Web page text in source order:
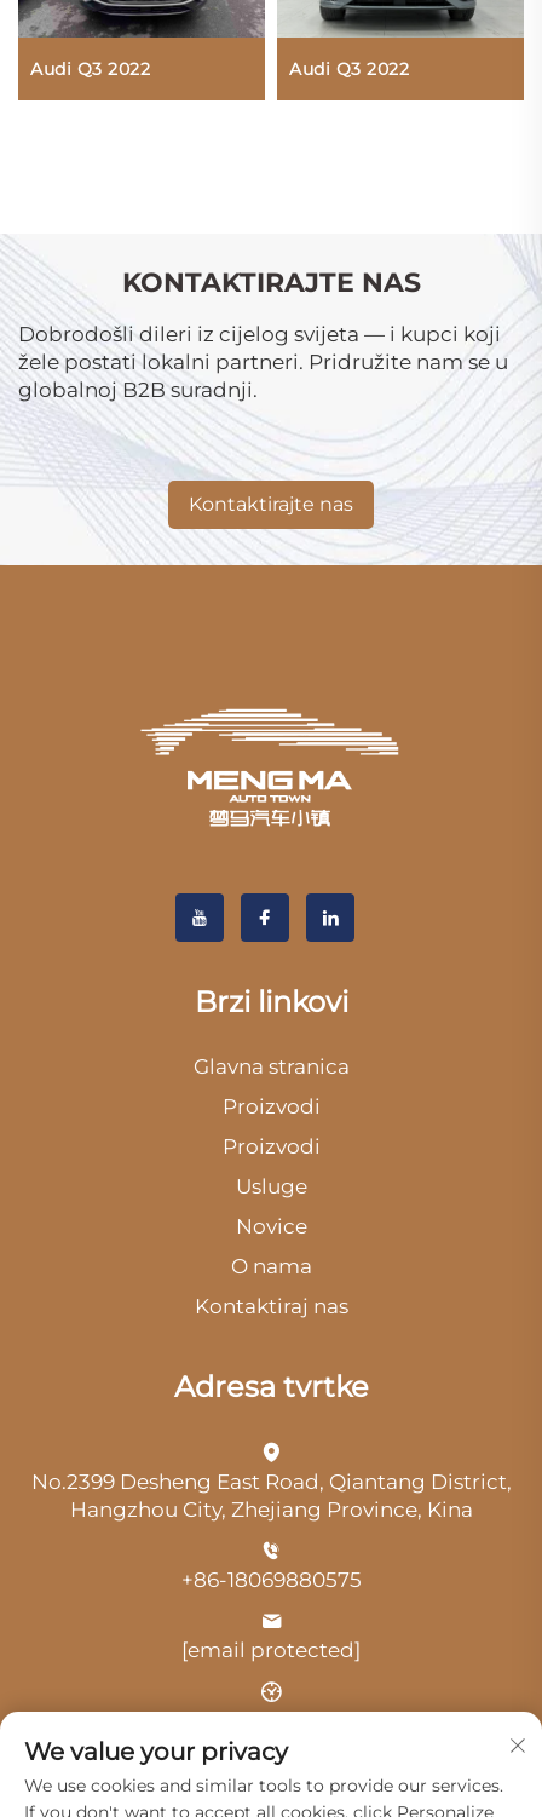
Audi Q3 2022 Audi Q3 2022
KONTAKTIRAJTE NAS
Dobrodošli dileri iz cijelog svijeta — i kupci koji
žele postati lokalni partneri. Pridružite nam se u
globalnoj B2B suradnji.
Kontaktirajte nas
Brzi linkovi
Glavna stranica
Proizvodi
Proizvodi
Usluge
Novice
O nama
Kontaktiraj nas
Adresa tvrtke
No.2399 Desheng East Road, Qiantang District,
Hangzhou City, Zhejiang Province, Kina
+86-18069880575
[email protected]
Vrijeme: 9:00-18:00
We value your privacy
We use cookies and similar tools to provide our services.
If you don't want to accept all cookies, click Personalize